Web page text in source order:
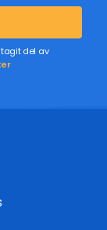
tagit del av